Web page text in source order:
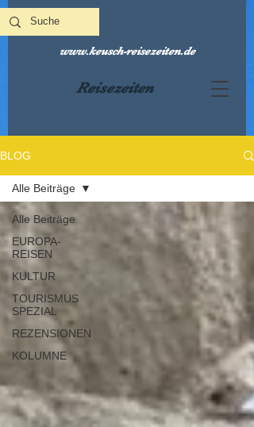
Reisezeiten
www.keusch-reisezeiten.de
BLOG
Alle Beiträge
EUROPA-
REISEN
KULTUR
TOURISMUS
SPEZIAL
REZENSIONEN
KOLUMNE
Alle Beiträge